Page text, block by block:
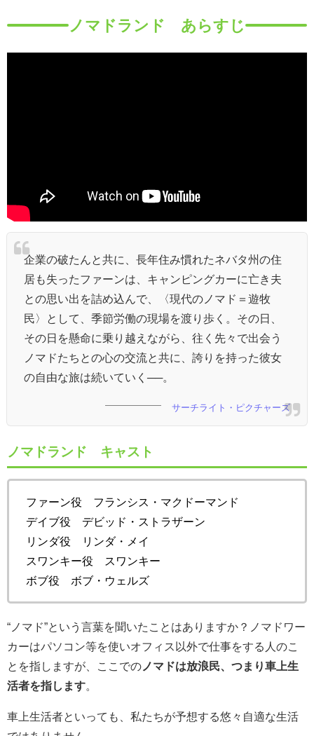
ノマドランド あらすじ
企業の破たんと共に、長年住み慣れたネバタ州の住
居も失ったファーンは、キャンピングカーに亡き夫
との思い出を詰め込んで、〈現代のノマド＝遊牧
民〉として、季節労働の現場を渡り歩く。その日、
その日を懸命に乗り越えながら、往く先々で出会う
ノマドたちとの心の交流と共に、誇りを持った彼女
の自由な旅は続いていく──。
サーチライト・ピクチャーズ
ノマドランド キャスト
ファーン役 フランシス・マクドーマンド
デイブ役 デビッド・ストラザーン
リンダ役 リンダ・メイ
スワンキー役 スワンキー
ボブ役 ボブ・ウェルズ
“ノマド”という言葉を聞いたことはありますか？ノマドワー
カーはパソコン等を使いオフィス以外で仕事をする人のこ
とを指しますが、ここでの ノマドは放浪民、つまり車上生
活者を指します。
車上生活者といっても、私たちが予想する悠々自適な生活